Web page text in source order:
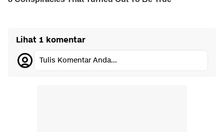
Lihat 1 komentar
Tulis Komentar Anda...